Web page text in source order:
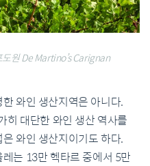
원 De Martino’s Carignan
와인 생산지역은 아니다.
히 대단한 와인 생산 역사를
와인 생산지이기도 하다.
는 13만 헥타르 중에서 5만